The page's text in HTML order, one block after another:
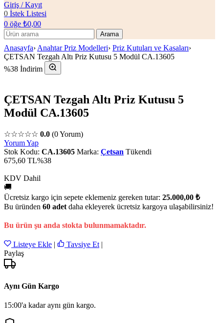
Giriş / Kayıt
0 İstek Listesi
0 öğe ₺0,00
Arama
Anasayfa› Anahtar Priz Modelleri› Priz Kutuları ve Kasaları›
ÇETSAN Tezgah Altı Priz Kutusu 5 Modül CA.13605
%38 İndirim
ÇETSAN Tezgah Altı Priz Kutusu 5
Modül CA.13605
☆☆☆☆☆ 0.0 (0 Yorum)
Yorum Yap
Stok Kodu: CA.13605 Marka: Çetsan Tükendi
675,60 TL%38
KDV Dahil
🚚
Ücretsiz kargo için sepete eklemeniz gereken tutar: 25.000,00 ₺
Bu üründen 60 adet daha ekleyerek ücretsiz kargoya ulaşabilirsiniz!
Bu ürün şu anda stokta bulunmamaktadır.
Listeye Ekle | Tavsiye Et |
Paylaş
Aynı Gün Kargo
15:00'a kadar aynı gün kargo.